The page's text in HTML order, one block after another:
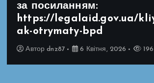
за посиланням:
https://legalaid.gov.ua/
ak-otrymaty-bpd
Авторdnz87 6 Квітня, 2026